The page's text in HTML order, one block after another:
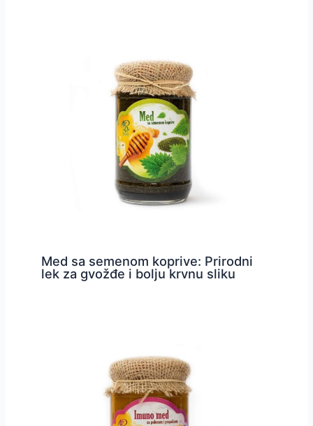
Med sa semenom koprive: Prirodni
lek za gvožđe i bolju krvnu sliku